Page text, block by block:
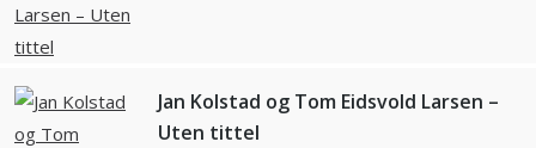
Jan Kolstad og Tom Eidsvold Larsen –
Uten tittel